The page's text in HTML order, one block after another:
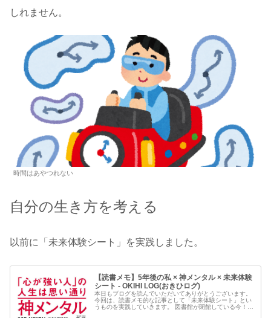
しれません。
時間はあやつれない
自分の生き方を考える
以前に「未来体験シート」を実践しました。
【読書メモ】5年後の私 × 神メンタル × 未来体験
シート - OKIHI LOG(おきひログ)
本日もブログを読んでいただいてありがとうございます。
今回は、読書メモ的な記事として「未来体験シート」とい
うものを実践していきます。 図書館が閉館している今！